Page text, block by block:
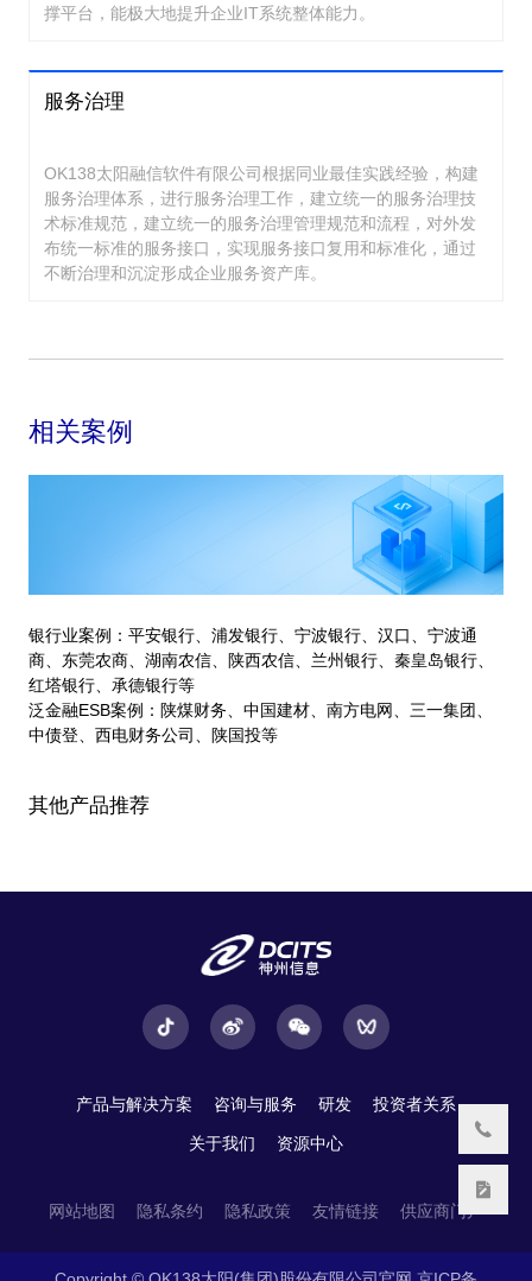
撑平台，能极大地提升企业IT系统整体能力。
服务治理
OK138太阳融信软件有限公司根据同业最佳实践经验，构建
服务治理体系，进行服务治理工作，建立统一的服务治理技
术标准规范，建立统一的服务治理管理规范和流程，对外发
布统一标准的服务接口，实现服务接口复用和标准化，通过
不断治理和沉淀形成企业服务资产库。
相关案例
银行业案例：平安银行、浦发银行、宁波银行、汉口、宁波通
商、东莞农商、湖南农信、陕西农信、兰州银行、秦皇岛银行、
红塔银行、承德银行等
泛金融ESB案例：陕煤财务、中国建材、南方电网、三一集团、
中债登、西电财务公司、陕国投等
其他产品推荐
产品与解决方案 咨询与服务 研发 投资者关系
关于我们 资源中心
网站地图 隐私条约 隐私政策 友情链接 供应商门户